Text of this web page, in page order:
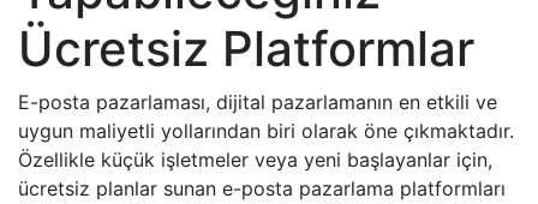
Ücretsiz Platformlar
E-posta pazarlaması, dijital pazarlamanın en etkili ve
uygun maliyetli yollarından biri olarak öne çıkmaktadır.
Özellikle küçük işletmeler veya yeni başlayanlar için,
ücretsiz planlar sunan e-posta pazarlama platformları